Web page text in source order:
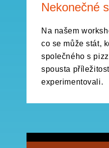
Nekonečné
Na našem
co se může stát,
společného s
spousta
experimentovali.